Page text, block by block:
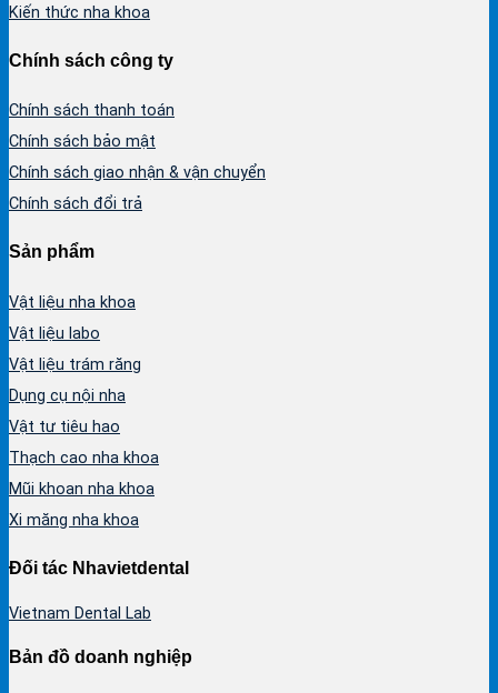
Kiến thức nha khoa
Chính sách công ty
Chính sách thanh toán
Chính sách bảo mật
Chính sách giao nhận & vận chuyển
Chính sách đổi trả
Sản phẩm
Vật liệu nha khoa
Vật liệu labo
Vật liệu trám răng
Dụng cụ nội nha
Vật tư tiêu hao
Thạch cao nha khoa
Mũi khoan nha khoa
Xi măng nha khoa
Đối tác Nhavietdental
Vietnam Dental Lab
Bản đồ doanh nghiệp